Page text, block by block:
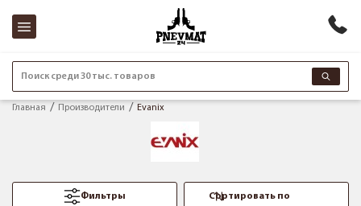
Поиск среди 30 тыс. товаров
Главная Производители Evanix
Фильтры